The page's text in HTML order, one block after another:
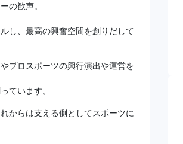
の歓声。
し、最高の興奮空間を創りだして
プロスポーツの興行演出や運営を
ています。
からは支える側としてスポーツに